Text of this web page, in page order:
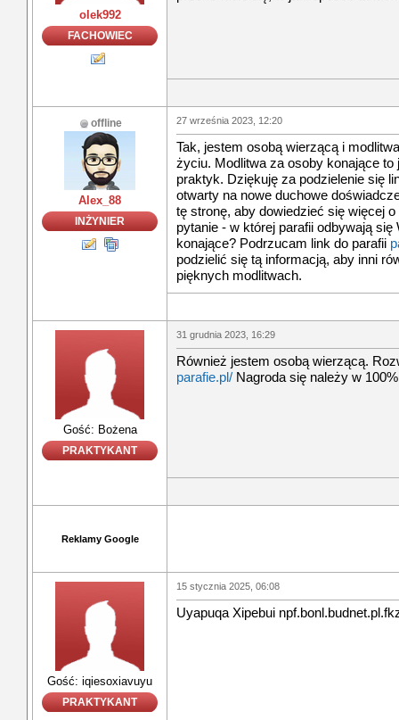
olek992
FACHOWIEC
offline
Alex_88
INŻYNIER
27 września 2023, 12:20
Tak, jestem osobą wierzącą i
życiu. Modlitwa za osoby konające
praktyk. Dziękuję za podzielenie się
otwarty na nowe duchowe
tę stronę, aby dowiedzieć się więcej
pytanie - w której parafii odbywają
konające? Podrzucam link do parafii
podzielić się tą informacją, aby inni
pięknych modlitwach.
Gość: Bożena
PRAKTYKANT
31 grudnia 2023, 16:29
Również jestem osobą wierzącą.
parafie.pl/ Nagroda się należy w 100%
Reklamy Google
Gość: iqiesoxiavuyu
PRAKTYKANT
15 stycznia 2025, 06:08
Uyapuqa Xipebui